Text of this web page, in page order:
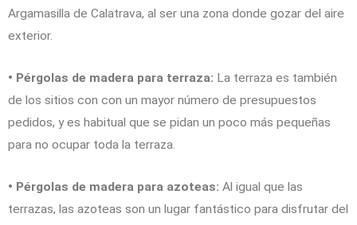
Argamasilla de Calatrava, al ser una zona donde gozar del aire
exterior.
• Pérgolas de madera para terraza: La terraza es también
de los sitios con con un mayor número de presupuestos
pedidos, y es habitual que se pidan un poco más pequeñas
para no ocupar toda la terraza.
• Pérgolas de madera para azoteas: Al igual que las
terrazas, las azoteas son un lugar fantástico para disfrutar del